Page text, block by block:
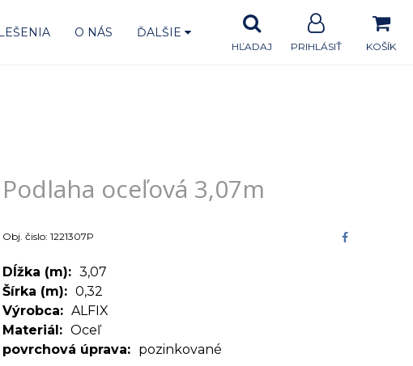
O NÁS ĎALŠIE
KOŠÍK
PRIHLÁSIŤ
HĽADAJ
Podlaha oceľová 3,07m
Obj. čislo: 1221307P
Dĺžka (m)
3,07
Šírka (m)
0,32
Výrobca
ALFIX
Materiál
Oceľ
povrchová úprava
pozinkované